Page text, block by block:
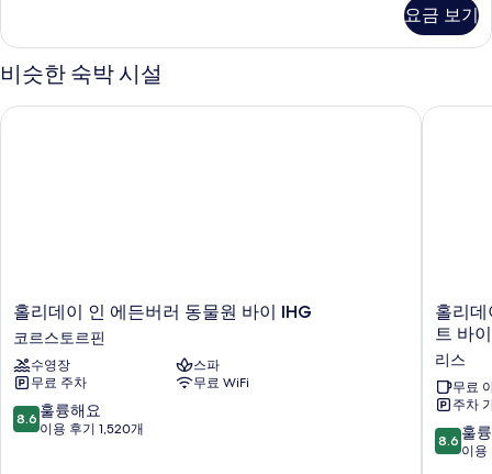
히
보
기
요금 보기
비슷한 숙박 시설
홀
리
데
이
인
에
든
홀리데이 인 에든버러 동물원 바이 IHG
코르스토르핀
수영장
스파
무료 주차
무료 WiFi
10
점
8.6 훌륭해요
이용 후기 1,520개
홀리데이 인 에든버러 동물원 바이 IHG
홀
리
이
인
익
스
프
홀리
트 바
리스
무료
주차
10
점
8.6 훌
이용
홀리데